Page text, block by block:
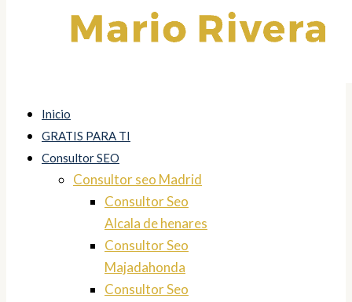
Inicio
GRATIS PARA TI
Consultor SEO
Consultor seo Madrid
Consultor Seo
Alcala de henares
Consultor Seo
Majadahonda
Consultor Seo